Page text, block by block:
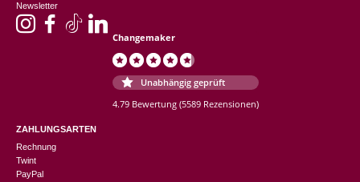
Newsletter
Changemaker
Unabhängig geprüft
4.79 Bewertung (5589 Rezensionen)
ZAHLUNGSARTEN
Rechnung
Twint
PayPal